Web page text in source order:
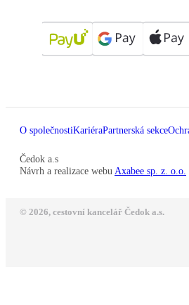
O společnostiKariéraPartnerská sekce
Čedok a.s
Návrh a realizace webu Axabee sp. z. o.o.
© 2026, cestovní kancelář Čedok a.s.